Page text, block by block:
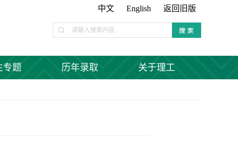
中文 English 返回旧版
专题 历年录取 关于理工